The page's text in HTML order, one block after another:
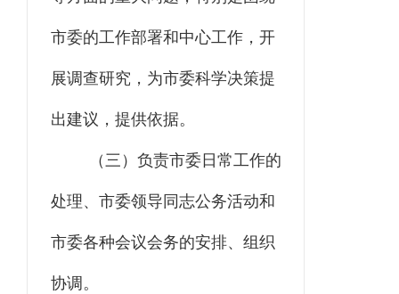
市委的工作部署和中心工作，开
展调查研究，为市委科学决策提
出建议，提供依据。
（三）负责市委日常工作的
处理、市委领导同志公务活动和
市委各种会议会务的安排、组织
协调。